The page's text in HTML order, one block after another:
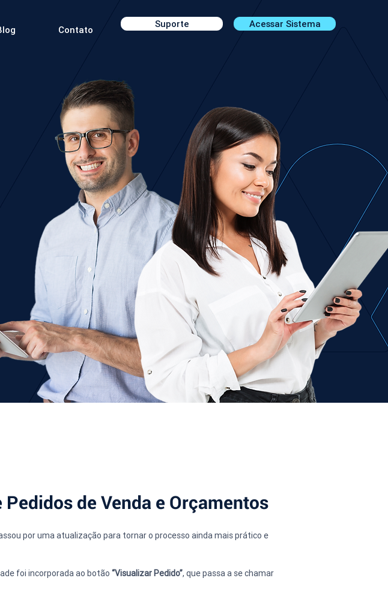
Contato
Suporte Acessar Sistema
de Venda e Orçamentos
por uma atualização para tornar o processo ainda mais prático e
foi incorporada ao botão “Visualizar Pedido”, que passa a se chamar